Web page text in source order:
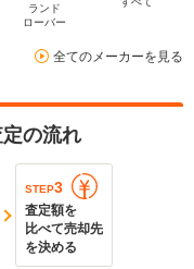
ランド
ローバー
全てのメーカーを見る
の流れ
STEP3
査定額を
比べて売却先
を決める